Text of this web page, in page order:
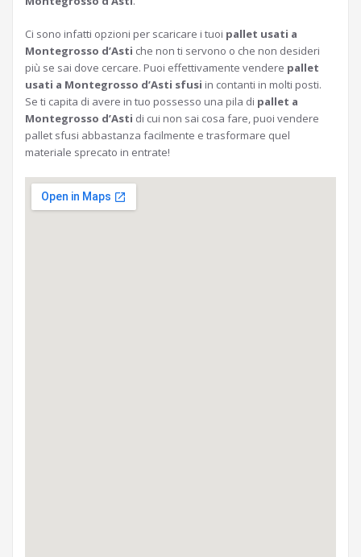
Ci sono infatti opzioni per scaricare i tuoi pallet usati a
Montegrosso d’Asti che non ti servono o che non desideri
più se sai dove cercare. Puoi effettivamente vendere pallet
usati a Montegrosso d’Asti sfusi in contanti in molti posti.
Se ti capita di avere in tuo possesso una pila di pallet a
Montegrosso d’Asti di cui non sai cosa fare, puoi vendere
pallet sfusi abbastanza facilmente e trasformare quel
materiale sprecato in entrate!